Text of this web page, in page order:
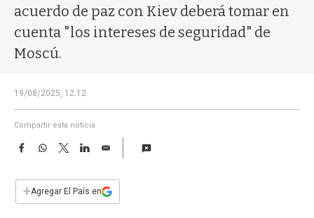
acuerdo de paz con Kiev deberá tomar en
cuenta "los intereses de seguridad" de
Moscú.
19/08/2025, 12:12
Compartir esta noticia
F
e
b
W
s
T
w
t
L
E
i
l
+Agregar El País en